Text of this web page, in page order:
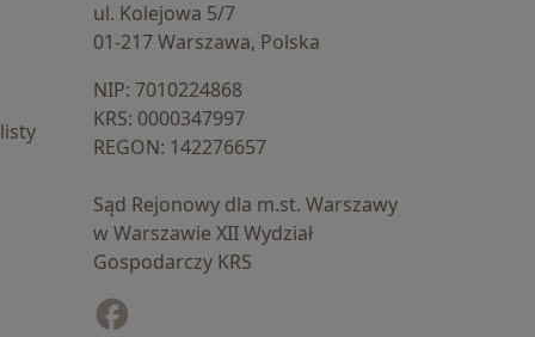
ul. Kolejowa 5/7
01-217 Warszawa, Polska
NIP: ⁠7010224868
KRS: ⁠0000347997
REGON: ⁠142276657
Sąd Rejonowy dla m.st. Warszawy
w Warszawie XII Wydział
Gospodarczy KRS